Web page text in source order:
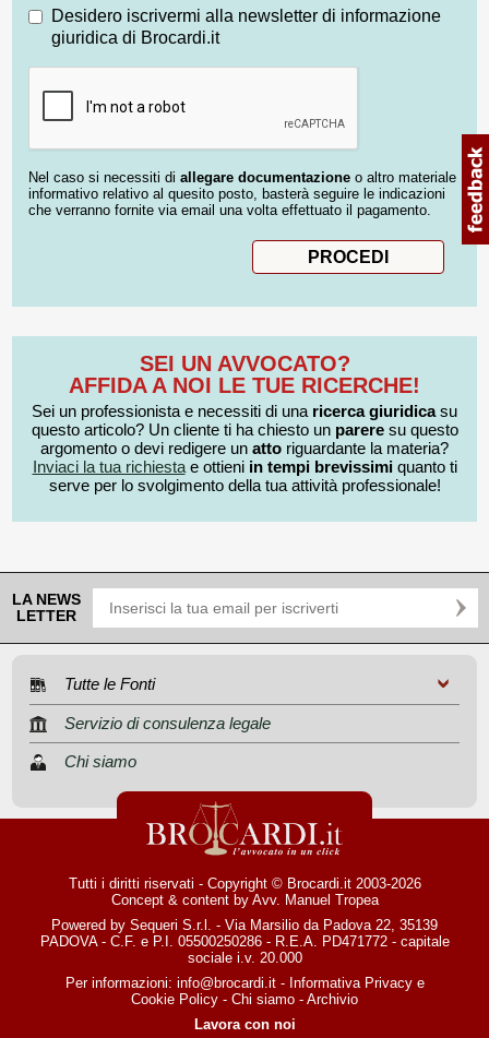
Desidero iscrivermi alla newsletter di informazione
giuridica di Brocardi.it
Nel caso si necessiti di allegare documentazione o altro materiale
informativo relativo al quesito posto, basterà seguire le indicazioni
che verranno fornite via email una volta effettuato il pagamento.
SEI UN AVVOCATO?
AFFIDA A NOI LE TUE RICERCHE!
Sei un professionista e necessiti di una ricerca giuridicasu
questo articolo? Un cliente ti ha chiesto un pareresu questo
argomento o devi redigere un atto riguardante la materia?
Inviaci la tua richiestae ottieni in tempi brevissimiquanto ti
serve per lo svolgimento della tua attività professionale!
LA NEWS
LETTER
Tutte le Fonti
Servizio di consulenza legale
Chi siamo
Tutti i diritti riservati - Copyright © Brocardi.it 2003-2026
Concept & content by Avv. Manuel Tropea
Powered by Sequeri S.r.l. - Via Marsilio da Padova 22, 35139
PADOVA - C.F. e P.I. 05500250286 - R.E.A. PD471772 - capitale
sociale i.v. 20.000
Per informazioni: info@brocardi.it- Informativa Privacye
Cookie Policy - Chi siamo - Archivio
Lavora con noi